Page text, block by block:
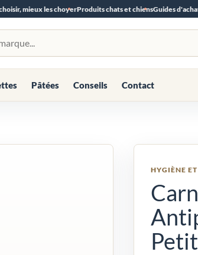
mieux les choyerProduits chats et chiensGuides
Pâtées Conseils Contact
HYGIÈNE